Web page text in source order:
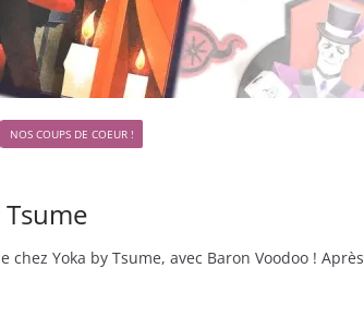
NOS COUPS DE COEUR !
Yoka by Tsume, avec Baron Voodoo ! Après